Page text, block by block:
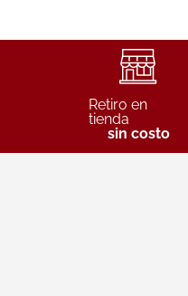
Retiro en
tienda
sin costo